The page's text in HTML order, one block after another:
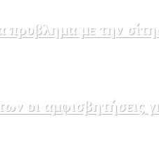
με την
οι αμφισβητήσεις